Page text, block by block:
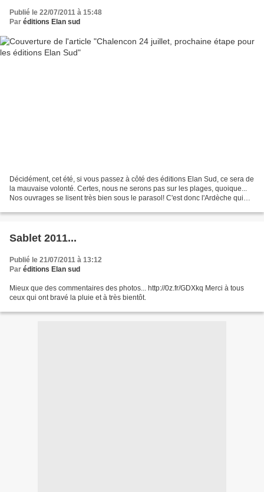
Publié le 22/07/2011 à 15:48
Par éditions Elan sud
Décidément, cet été, si vous passez à côté des éditions Elan Sud, ce sera de
la mauvaise volonté. Certes, nous ne serons pas sur les plages, quoique...
Nos ouvrages se lisent très bien sous le parasol! C'est donc l'Ardèche qui
Sablet 2011...
Publié le 21/07/2011 à 13:12
Par éditions Elan sud
Mieux que des commentaires des photos... http://0z.fr/GDXkq Merci à tous
ceux qui ont bravé la pluie et à très bientôt.